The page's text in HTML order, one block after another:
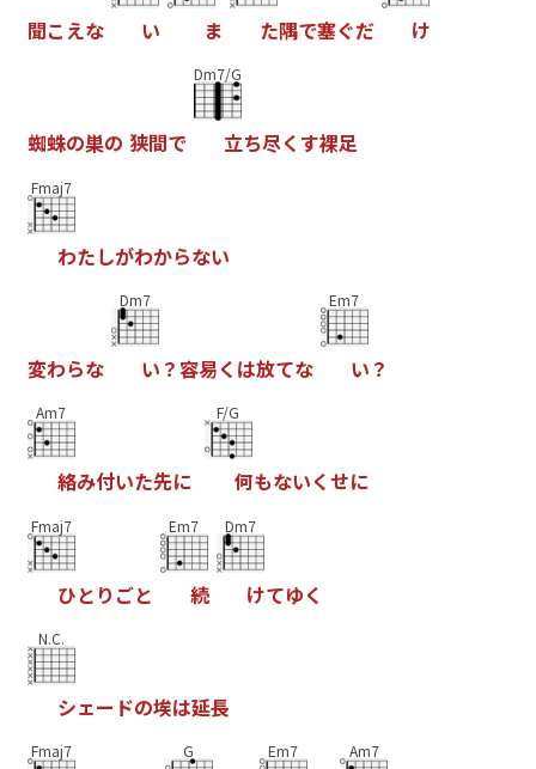
聞こえな い ま た隅で塞ぐだ け
蜘蛛の巣の 狭間で
Dm7/G
立ち尽く す裸足
Fmaj7
わたしがわからない
変わらな
Dm7
い ？容易く は放てな
Em7
い ？
Am7
絡み付いた先に
F/G
何もないくせに
Fmaj7
ひと り ごと
Em7
続
Dm7
けてゆく
N.C.
シェー ドの埃は延長
Fmaj7 G Em7 Am7